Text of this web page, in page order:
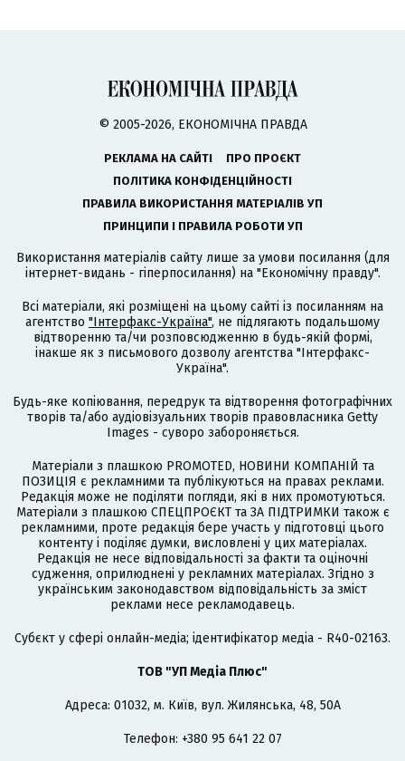
© 2005-2026, ЕКОНОМІЧНА ПРАВДА
РЕКЛАМА НА САЙТІ
ПРО ПРОЄКТ
ПОЛІТИКА КОНФІДЕНЦІЙНОСТІ
ПРАВИЛА ВИКОРИСТАННЯ МАТЕРІАЛІВ УП
ПРИНЦИПИ І ПРАВИЛА РОБОТИ УП
Використання матеріалів сайту лише за умови посилання (для
інтернет-видань - гіперпосилання) на "Економічну правду".
Всі матеріали, які розміщені на цьому сайті із посиланням на
агентство "Інтерфакс-Україна", не підлягають подальшому
відтворенню та/чи розповсюдженню в будь-якій формі,
інакше як з письмового дозволу агентства "Інтерфакс-
Україна".
Будь-яке копіювання, передрук та відтворення фотографічних
творів та/або аудіовізуальних творів правовласника Getty
Images - суворо забороняється.
Матеріали з плашкою PROMOTED, НОВИНИ КОМПАНІЙ та
ПОЗИЦІЯ є рекламними та публікуються на правах реклами.
Редакція може не поділяти погляди, які в них промотуються.
Матеріали з плашкою СПЕЦПРОЄКТ та ЗА ПІДТРИМКИ також є
рекламними, проте редакція бере участь у підготовці цього
контенту і поділяє думки, висловлені у цих матеріалах.
Редакція не несе відповідальності за факти та оціночні
судження, оприлюднені у рекламних матеріалах. Згідно з
українським законодавством відповідальність за зміст
реклами несе рекламодавець.
Cубєкт у сфері онлайн-медіа; ідентифікатор медіа - R40-02163.
ТОВ "УП Медіа Плюс"
Адреса: 01032, м. Київ, вул. Жилянська, 48, 50А
Телефон: +380 95 641 22 07